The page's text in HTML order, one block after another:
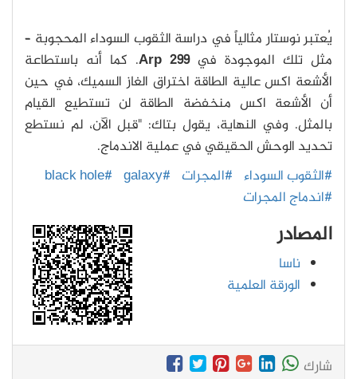
يُعتبر نوستار مثالياً في دراسة الثقوب السوداء المحجوبة –
مثل تلك الموجودة فيArp 299. كما أنه باستطاعة
الأشعة اكس عالية الطاقة اختراق الغاز السميك، في حين
أن الأشعة اكس منخفضة الطاقة لن تستطيع القيام
بالمثل. وفي النهاية، يقول بتاك: "قبل الآن، لم نستطع
تحديد الوحش الحقيقي في عملية الاندماج.
#الثقوب السوداء #المجرات #galaxy
#black hole
#اندماج المجرات
المصادر
ناسا
الورقة العلمية
شارك